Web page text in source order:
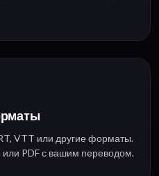
VTT или другие форматы.
PDF с вашим переводом.